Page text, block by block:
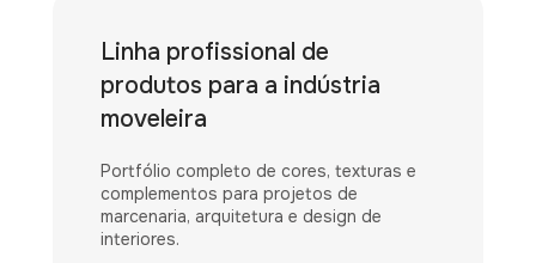
Linha profissional de
produtos para a indústria
moveleira
Portfólio completo de cores, texturas e
complementos para projetos de
marcenaria, arquitetura e design de
interiores.